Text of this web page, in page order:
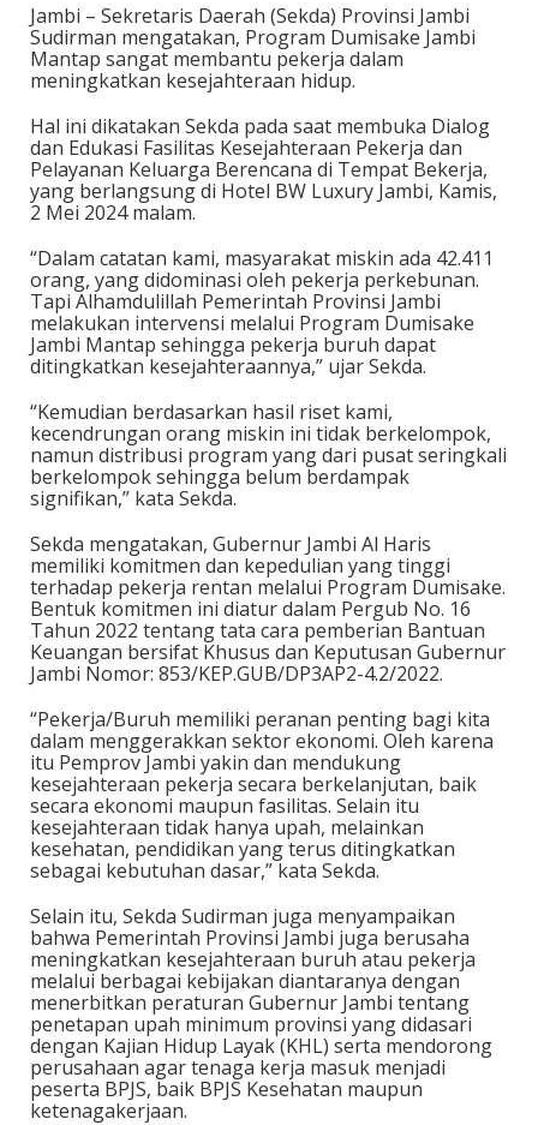
Jambi – Sekretaris Daerah (Sekda) Provinsi Jambi
Sudirman mengatakan, Program Dumisake Jambi
Mantap sangat membantu pekerja dalam
meningkatkan kesejahteraan hidup.
Hal ini dikatakan Sekda pada saat membuka Dialog
dan Edukasi Fasilitas Kesejahteraan Pekerja dan
Pelayanan Keluarga Berencana di Tempat Bekerja,
yang berlangsung di Hotel BW Luxury Jambi, Kamis,
2 Mei 2024 malam.
“Dalam catatan kami, masyarakat miskin ada 42.411
orang, yang didominasi oleh pekerja perkebunan.
Tapi Alhamdulillah Pemerintah Provinsi Jambi
melakukan intervensi melalui Program Dumisake
Jambi Mantap sehingga pekerja buruh dapat
ditingkatkan kesejahteraannya,” ujar Sekda.
“Kemudian berdasarkan hasil riset kami,
kecendrungan orang miskin ini tidak berkelompok,
namun distribusi program yang dari pusat seringkali
berkelompok sehingga belum berdampak
signifikan,” kata Sekda.
Sekda mengatakan, Gubernur Jambi Al Haris
memiliki komitmen dan kepedulian yang tinggi
terhadap pekerja rentan melalui Program Dumisake.
Bentuk komitmen ini diatur dalam Pergub No. 16
Tahun 2022 tentang tata cara pemberian Bantuan
Keuangan bersifat Khusus dan Keputusan Gubernur
Jambi Nomor: 853/KEP.GUB/DP3AP2-4.2/2022.
“Pekerja/Buruh memiliki peranan penting bagi kita
dalam menggerakkan sektor ekonomi. Oleh karena
itu Pemprov Jambi yakin dan mendukung
kesejahteraan pekerja secara berkelanjutan, baik
secara ekonomi maupun fasilitas. Selain itu
kesejahteraan tidak hanya upah, melainkan
kesehatan, pendidikan yang terus ditingkatkan
sebagai kebutuhan dasar,” kata Sekda.
Selain itu, Sekda Sudirman juga menyampaikan
bahwa Pemerintah Provinsi Jambi juga berusaha
meningkatkan kesejahteraan buruh atau pekerja
melalui berbagai kebijakan diantaranya dengan
menerbitkan peraturan Gubernur Jambi tentang
penetapan upah minimum provinsi yang didasari
dengan Kajian Hidup Layak (KHL) serta mendorong
perusahaan agar tenaga kerja masuk menjadi
peserta BPJS, baik BPJS Kesehatan maupun
ketenagakerjaan.